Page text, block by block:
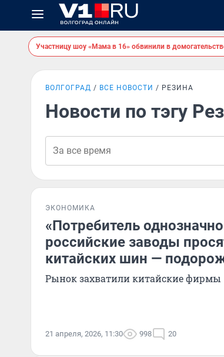
Участницу шоу «Мама в 16» обвинили в
ВОЛГОГРАД ВСЕ НОВОСТИ РЕЗИНА
Новости по тэгу
ЭКОНОМИКА
«Потребитель
российские заводы
китайских шин —
Рынок захватили китайские фирмы
21 апреля, 2026, 11:30 998 20